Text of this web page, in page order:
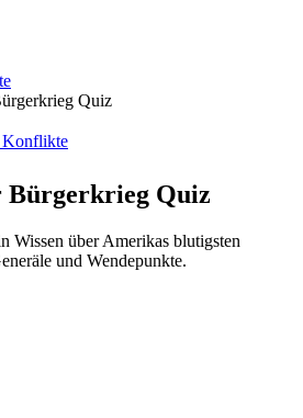
Quiz
Bürgerkrieg Quiz
Wissen über Amerikas blutigsten
und Wendepunkte.